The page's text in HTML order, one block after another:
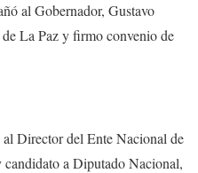
al Gobernador, Gustavo
La Paz y firmo convenio de
Director del Ente Nacional de
a Diputado Nacional,